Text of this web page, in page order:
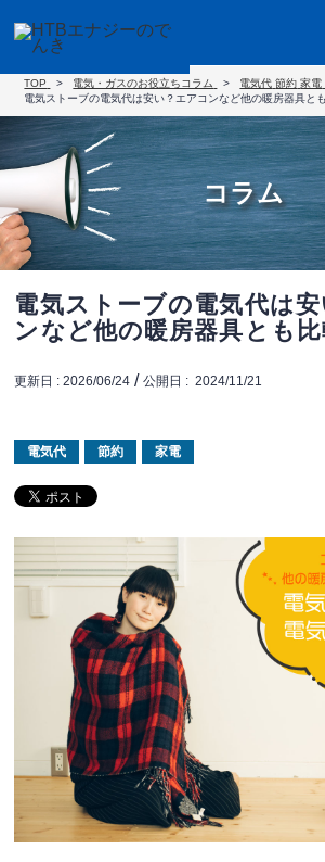
TOP 電気・ガスのお役立ちコラム 電気代 節約 家電
電気ストーブの電気代は安い？エアコンなど他の暖房器具と
コラム
電気ストーブの電気代は
ンなど他の暖房器具とも
更新日 :2026/06/24 /公開日 : 2024/11/21
電気代 節約 家電